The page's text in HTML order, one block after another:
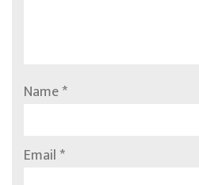
Name*
Email*